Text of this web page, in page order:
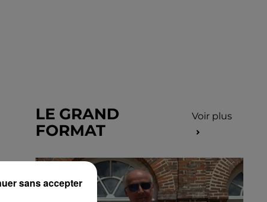
LE GRAND
FORMAT
Voir plus
sans accepter